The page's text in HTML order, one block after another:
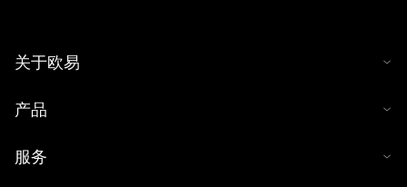
关于欧易
产品
服务